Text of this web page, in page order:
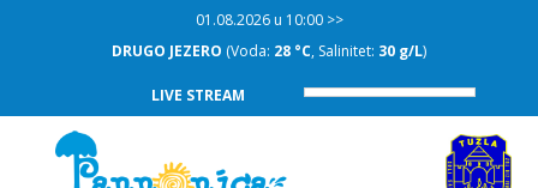
01.08.2026 u 10:00 >>
DRUGO JEZERO (Voda: 28 °C, Salinitet: 30 g/L)
LIVE STREAM